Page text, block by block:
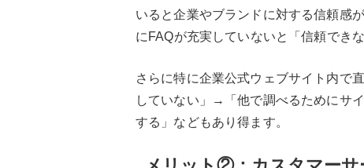
いると企業やブランドに対する信頼感
にFAQが充実していないと「信頼でき
さらに特に企業公式ウェブサイト内で
していない」→「他で調べるためにサ
する」などもあり得ます。